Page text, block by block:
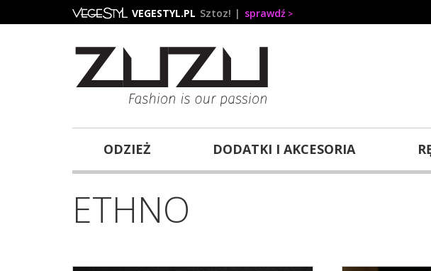
do
VEGESTYL.PL Sztoz! sprawdź
ODZIEŻ DODATKI I AKCESORIA
ETHNO